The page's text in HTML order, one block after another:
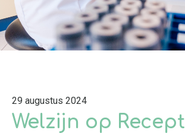
Veel gestelde vragen
Medisch
Algemene informatie
29 augustus 2024
Welzijn op Recept